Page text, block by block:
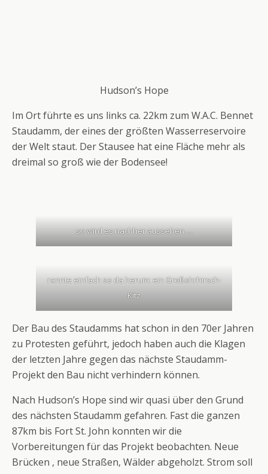
Hudson’s Hope
Im Ort führte es uns links ca. 22km zum W.A.C. Bennet
Staudamm, der eines der größten Wasserreservoire
der Welt staut. Der Stausee hat eine Fläche mehr als
dreimal so groß wie der Bodensee!
so wird es nachher aussehen …
rannte einfach so da herum: ein Großohrhirsch-
Kitz
Der Bau des Staudamms hat schon in den 70er Jahren
zu Protesten geführt, jedoch haben auch die Klagen
der letzten Jahre gegen das nächste Staudamm-
Projekt den Bau nicht verhindern können.
Nach Hudson’s Hope sind wir quasi über den Grund
des nächsten Staudamm gefahren. Fast die ganzen
87km bis Fort St. John konnten wir die
Vorbereitungen für das Projekt beobachten. Neue
Brücken , neue Straßen, Wälder abgeholzt. Strom soll